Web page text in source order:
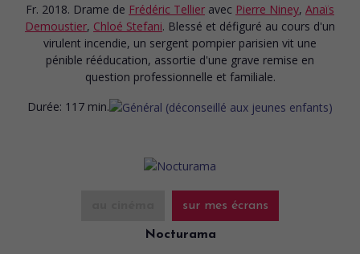
Fr. 2018. Drame de Frédéric Tellier avec Pierre Niney, Anaïs
Demoustier, Chloé Stefani. Blessé et défiguré au cours d'un
virulent incendie, un sergent pompier parisien vit une
pénible rééducation, assortie d'une grave remise en
question professionnelle et familiale.
Durée: 117 min.
sur mes écrans
Nocturama